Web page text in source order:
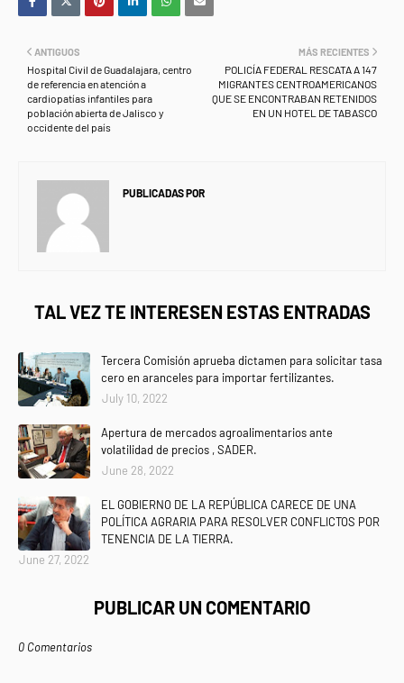
MÁS RECIENTES
POLICÍA FEDERAL RESCATA A 147
MIGRANTES CENTROAMERICANOS
QUE SE ENCONTRABAN RETENIDOS
EN UN HOTEL DE TABASCO
ANTIGUOS
Hospital Civil de Guadalajara, centro
de referencia en atención a
cardiopatías infantiles para
población abierta de Jalisco y
occidente del país
PUBLICADAS POR
TAL VEZ TE INTERESEN ESTAS ENTRADAS
Tercera Comisión aprueba dictamen para solicitar tasa
cero en aranceles para importar fertilizantes.
July 10, 2022
Apertura de mercados agroalimentarios ante
volatilidad de precios , SADER.
June 28, 2022
EL GOBIERNO DE LA REPÚBLICA CARECE DE UNA
POLÍTICA AGRARIA PARA RESOLVER CONFLICTOS POR
TENENCIA DE LA TIERRA.
June 27, 2022
PUBLICAR UN COMENTARIO
0 Comentarios